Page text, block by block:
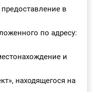
в
по адресу:
и
находящегося на